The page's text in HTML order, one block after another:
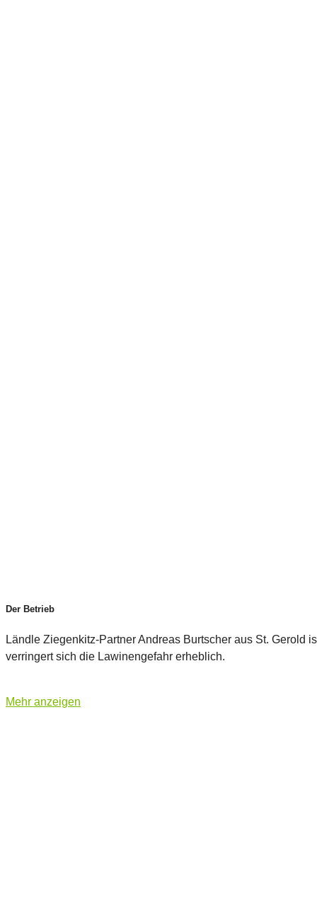
Der Betrieb
Ländle Ziegenkitz-Partner Andreas Burtscher aus St. Gerold
verringert sich die Lawinengefahr erheblich.
Mehr anzeigen